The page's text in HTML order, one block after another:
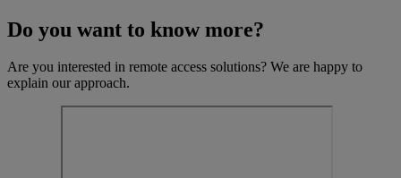
Do you want to know more?
Are you interested in remote access solutions? We are happy to
explain our approach.